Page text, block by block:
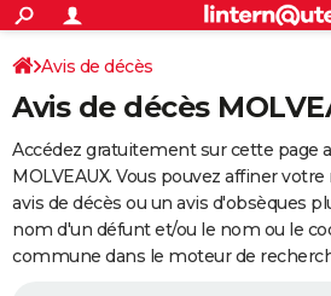
ACTUALITÉS
Politique
Société
Faits Divers
Education
Monde
Villes
+
SPORT
Coupe du monde 2026
Football
Tennis
Cyclisme
Rugby
Forum
Programme TV
TNT
Streaming
Cinéma
Sorties cinéma
Musique
+
FINANCE
Retraite
Epargne
Immobilier
Risques naturels par ville
Banque
Assurance
AUTO
Essais
Réserver un essai
Citadines
Berlines
SUV
Forum auto
+
Avis de décès
Avis de décès
Accédez gratuitement sur cette page
MOLVEAUX. Vous pouvez affiner
avis de décès ou un avis d'obsèques
nom d'un défunt et/ou le nom ou le
commune dans le moteur de